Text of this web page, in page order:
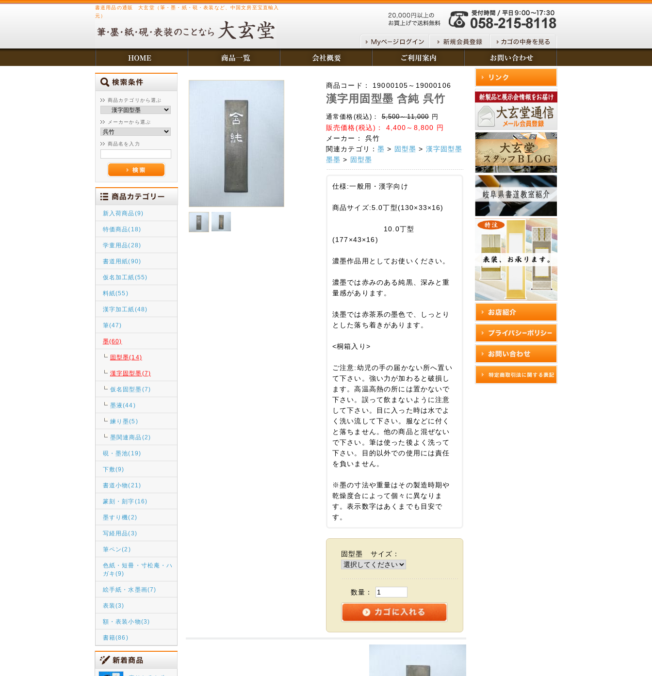
書道用品の通販 大玄堂（筆・墨・紙・硯・表装など、中国文房至宝直輸入
元）
商品カテゴリから選ぶ
メーカーから選ぶ
商品名を入力
新入荷商品(9)
特価商品(18)
学童用品(28)
書道用紙(90)
仮名加工紙(55)
料紙(55)
漢字加工紙(48)
筆(47)
墨(60)
固型墨(14)
漢字固型墨(7)
仮名固型墨(7)
墨液(44)
練り墨(5)
墨関連商品(2)
硯・墨池(19)
下敷(9)
書道小物(21)
篆刻・刻字(16)
墨すり機(2)
写経用品(3)
筆ペン(2)
色紙・短冊・寸松庵・ハ
ガキ(9)
絵手紙・水墨画(7)
表装(3)
額・表装小物(3)
書籍(86)
商品コード： 19000105～19000106
漢字用固型墨 含純 呉竹
通常価格(税込)： 5,500～11,000円
販売価格(税込)： 4,400～8,800 円
メーカー：
呉竹
関連カテゴリ：墨 > 固型墨 > 漢字固型墨
墨墨 > 固型墨
仕様:一般用・漢字向け
商品サイズ:5.0丁型(130×33×16)
10.0丁型
(177×43×16)
濃墨作品用としてお使いください。
濃墨では赤みのある純黒、深みと重
量感があります。
淡墨では赤茶系の墨色で、しっとり
とした落ち着きがあります。
<桐箱入り>
ご注意:幼児の手の届かない所へ置い
て下さい。強い力が加わると破損し
ます。高温高熱の所には置かないで
下さい。誤って飲まないように注意
して下さい。目に入った時は水でよ
く洗い流して下さい。服などに付く
と落ちません。他の商品と混ぜない
で下さい。筆は使った後よく洗って
下さい。目的以外での使用には責任
を負いません。
※墨の寸法や重量はその製造時期や
乾燥度合によって個々に異なりま
す。表示数字はあくまでも目安で
す。
固型墨 サイズ：
数量：